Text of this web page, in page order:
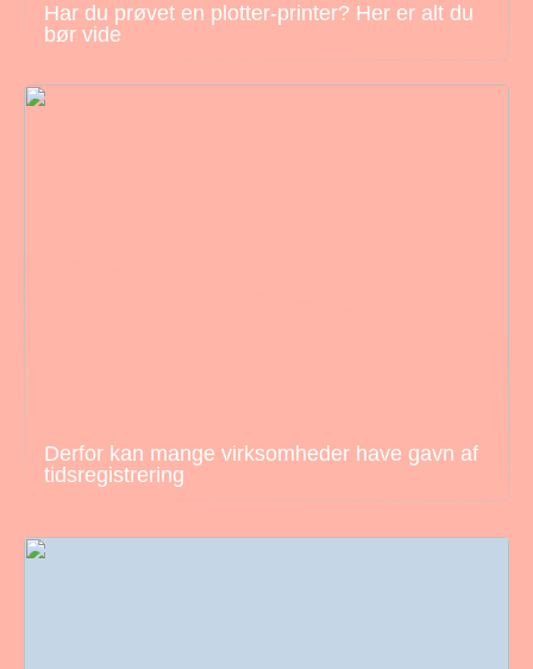
Har du prøvet en plotter-printer? Her er alt du
bør vide
Derfor kan mange virksomheder have gavn af
tidsregistrering